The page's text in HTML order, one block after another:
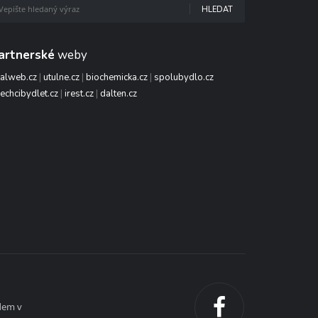
HLEDAT
weby
| utulne.cz| biochemicka.cz| spolubydlo.cz
| irest.cz| dalten.cz
v